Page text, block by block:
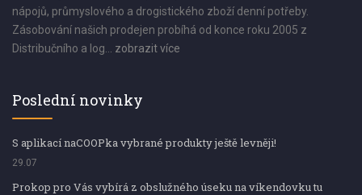
nápojů, průmyslového a drogistického zboží denní potřeby.
Zásobování našich prodejen probíhá od konce roku 2005 z
Distribučního a log... zobrazit více
Poslední novinky
S aplikací naCOOPka vybrané produkty ještě levněji!
29.07
Prokop pro Vás vybírá z obslužného úseku na víkendovku tu